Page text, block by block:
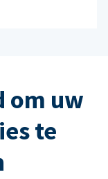
om uw
te